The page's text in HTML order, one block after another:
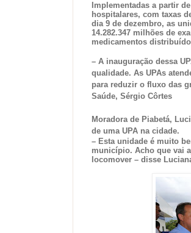
Implementadas a partir
hospitalares, com taxas
dia 9 de dezembro, as
14.282.347 milhões de
medicamentos
– A inauguração dessa
qualidade. As UPAs
para reduzir o fluxo das
Saúde, Sérgio Côrtes
Moradora de Piabetá,
de uma UPA na cidade.
– Esta unidade é muito
município. Acho que vai
locomover – disse